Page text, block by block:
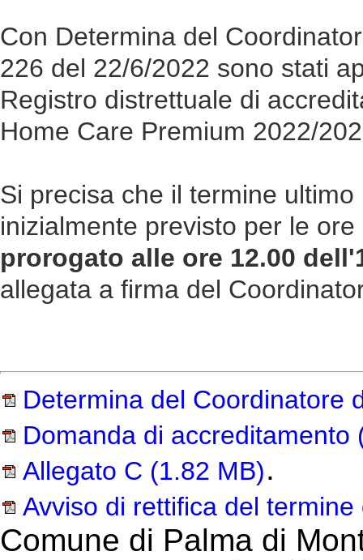
Con Determina del
226 del 22/6/2022 sono stati
Registro distrettuale di
Home Care Premium 2022/
Si precisa che il termine
inizialmente previsto per le
prorogato alle ore 12.00
allegata a firma del
Determina del Coordinatore
Domanda di accreditamento
Allegato C (1.82 MB).
Avviso di rettifica del
Comune di Palma di